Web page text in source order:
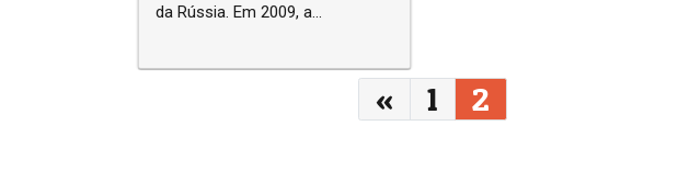
da Rússia. Em 2009, a...
« 1 2